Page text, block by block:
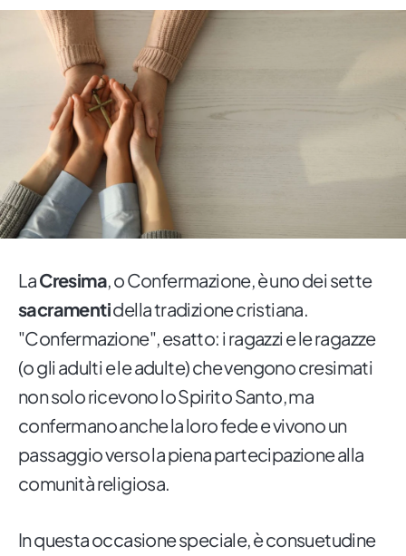
LaCresima, o Confermazione, è uno dei sette
sacramentidella tradizione cristiana.
"Confermazione", esatto: i ragazzi e le ragazze
(o gli adulti e le adulte) che vengono cresimati
non solo ricevono lo Spirito Santo, ma
confermano anche la loro fede e vivono un
passaggio verso la piena partecipazione alla
comunità religiosa.
In questa occasione speciale, è consuetudine